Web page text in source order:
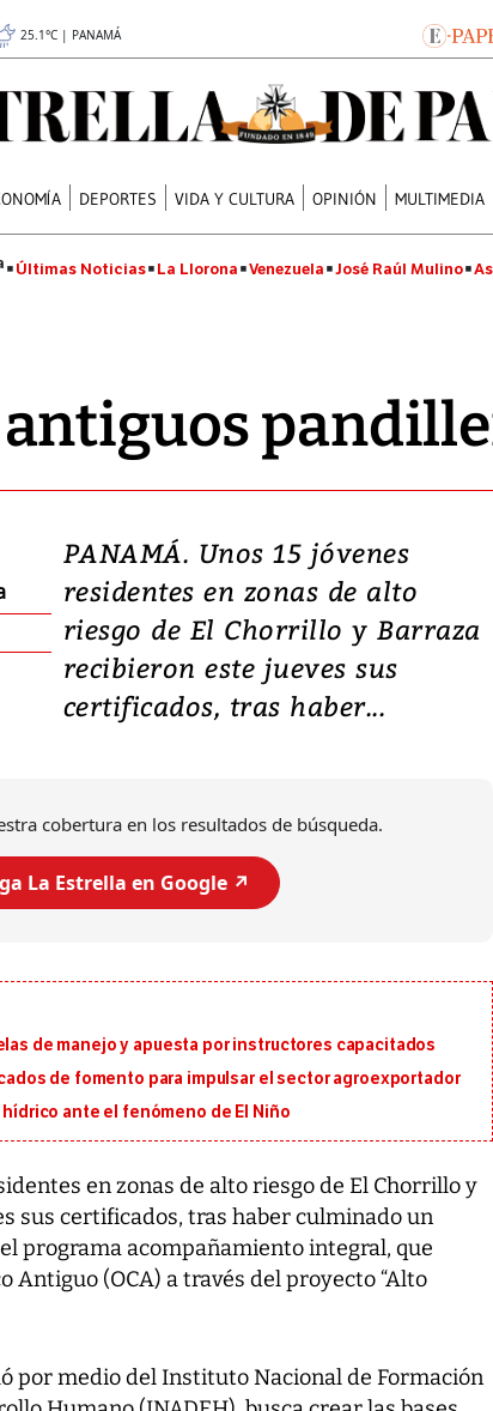
25.1°C | PANAMÁ
DEPORTES VIDA Y CULTURA OPINIÓN MULTIMEDIA
Últimas Noticias La Llorona Venezuela José Raúl Mulino
PANAMÁ. Unos 15 jóvenes
residentes en zonas de alto
riesgo de El Chorrillo y Barraza
recibieron este jueves sus
certificados, tras haber...
cobertura en los resultados de búsqueda.
La Estrella en Google ↗️
de manejo y apuesta por instructores capacitados
de fomento para impulsar el sector agroexportador
ante el fenómeno de El Niño
en zonas de alto riesgo de El Chorrillo y
sus certificados, tras haber culminado un
programa acompañamiento integral, que
Antiguo (OCA) a través del proyecto “Alto
por medio del Instituto Nacional de Formación
Video, Japón: Terremoto
deja heridos y graves
daños en Kumamoto
al sur de Japón, provocando una